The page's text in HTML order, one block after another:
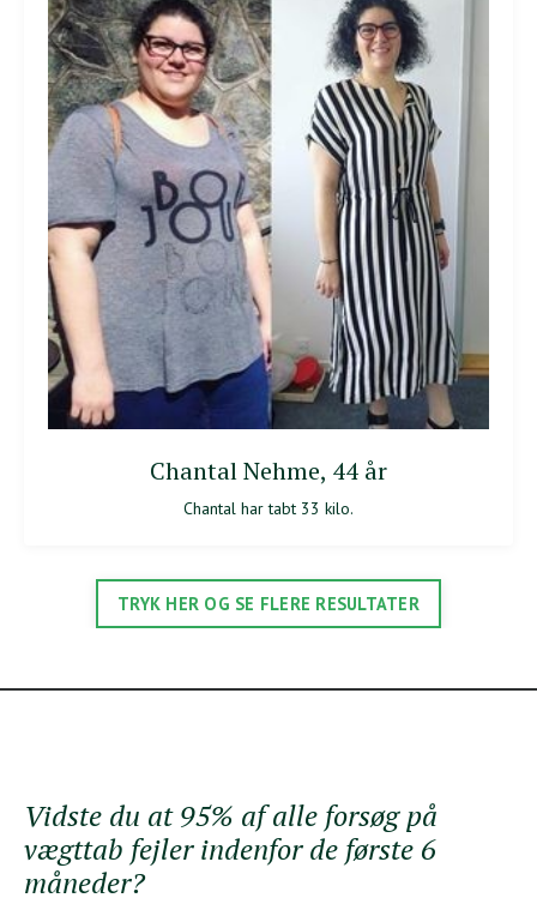
Chantal Nehme, 44 år
Chantal har tabt 33 kilo.
TRYK HER OG SE FLERE RESULTATER
Vidste du at 95% af alle forsøg på
vægttab fejler indenfor de første 6
måneder?